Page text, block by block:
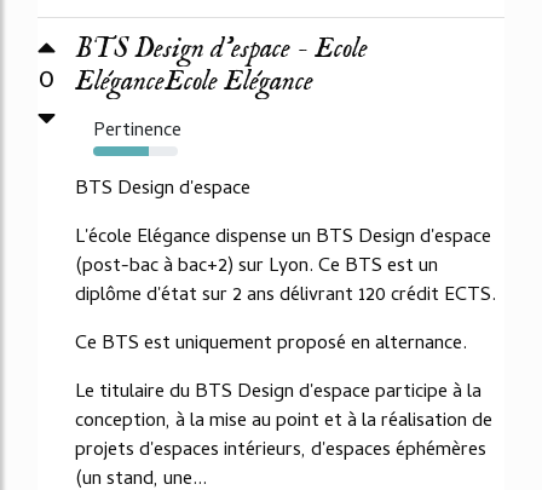
0
BTS Design d'espace - Ecole
EléganceEcole Elégance
Pertinence
66%
BTS Design d'espace
L'école Elégance dispense un BTS Design d'espace
(post-bac à bac+2) sur Lyon. Ce BTS est un
diplôme d'état sur 2 ans délivrant 120 crédit ECTS.
Ce BTS est uniquement proposé en alternance.
Le titulaire du BTS Design d'espace participe à la
conception, à la mise au point et à la réalisation de
projets d'espaces intérieurs, d'espaces éphémères
(un stand, une...